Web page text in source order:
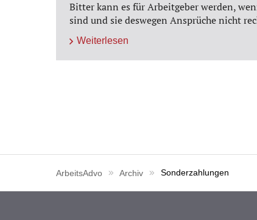
Bitter kann es für Arbeitgeber werden,
sind und sie deswegen Ansprüche nicht
Weiterlesen
ArbeitsAdvo Archiv Sonderzahlungen